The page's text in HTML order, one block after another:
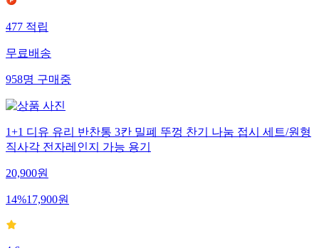
477적립
무료배송
958명구매중
1+1 디유 유리 반찬통 3칸 밀폐 뚜껑 찬기 나눔 접시 세트/원형
직사각 전자레인지 가능 용기
20,900원
14%17,900원